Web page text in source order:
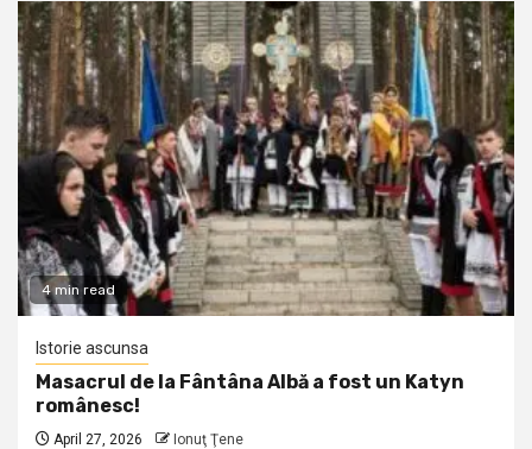
4 min read
Istorie ascunsa
Masacrul de la Fântâna Albă a fost un Katyn
românesc!
April 27, 2026 Ionuţ Ţene